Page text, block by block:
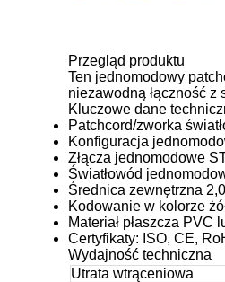
Przegląd produktu
Ten jednomodowy
niezawodną łączność z
Kluczowe dane
Patchcord/zworka
Konfiguracja
Złącza jednomodowe
Światłowód
Średnica zewnętrzna
Kodowanie w kolorze
Materiał płaszcza PVC
Certyfikaty: ISO, CE,
Wydajność techniczna
Utrata wtrąceniowa